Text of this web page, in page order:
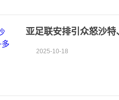
亚足联安排引众怒沙
2025-10-18